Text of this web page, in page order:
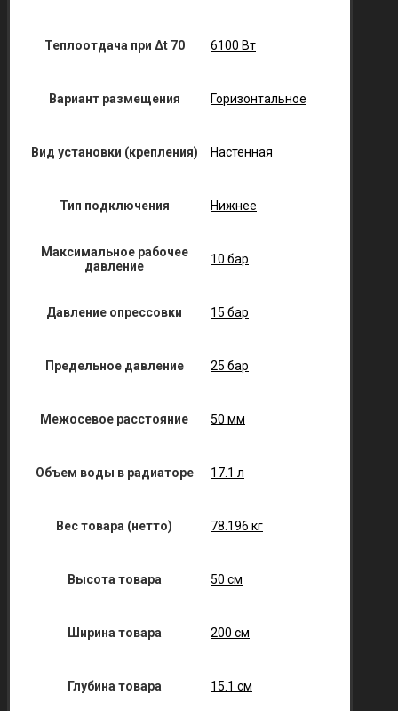
Теплоотдача при Δt 70 6100 Вт
Вариант размещения Горизонтальное
Вид установки (крепления) Настенная
Тип подключения Нижнее
Максимальное рабочее
давление
10 бар
Давление опрессовки 15 бар
Предельное давление 25 бар
Межосевое расстояние 50 мм
Объем воды в радиаторе 17.1 л
Вес товара (нетто) 78.196 кг
Высота товара 50 см
Ширина товара 200 см
Глубина товара 15.1 см